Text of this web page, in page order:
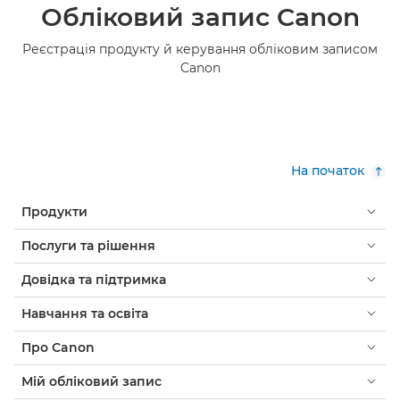
Обліковий запис Canon
Реєстрація продукту й керування обліковим записом
Canon
На початок
Продукти
Послуги та рішення
Довідка та підтримка
Навчання та освіта
Про Canon
Мій обліковий запис